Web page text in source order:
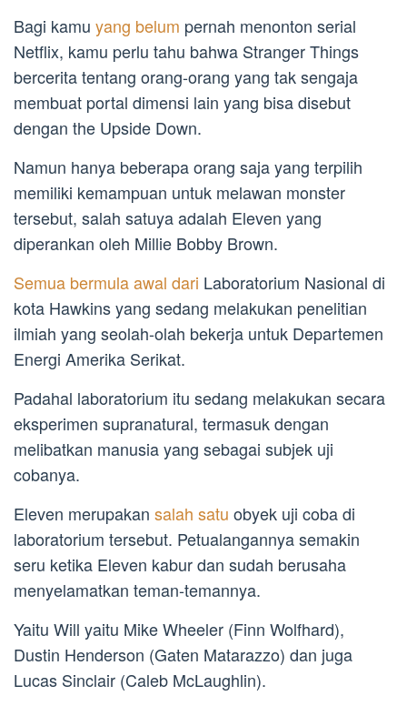
Bagi kamu yang belum pernah menonton serial
Netflix, kamu perlu tahu bahwa Stranger Things
bercerita tentang orang-orang yang tak sengaja
membuat portal dimensi lain yang bisa disebut
dengan the Upside Down.
Namun hanya beberapa orang saja yang terpilih
memiliki kemampuan untuk melawan monster
tersebut, salah satuya adalah Eleven yang
diperankan oleh Millie Bobby Brown.
Semua bermula awal dari Laboratorium Nasional di
kota Hawkins yang sedang melakukan penelitian
ilmiah yang seolah-olah bekerja untuk Departemen
Energi Amerika Serikat.
Padahal laboratorium itu sedang melakukan secara
eksperimen supranatural, termasuk dengan
melibatkan manusia yang sebagai subjek uji
cobanya.
Eleven merupakan salah satu obyek uji coba di
laboratorium tersebut. Petualangannya semakin
seru ketika Eleven kabur dan sudah berusaha
menyelamatkan teman-temannya.
Yaitu Will yaitu Mike Wheeler (Finn Wolfhard),
Dustin Henderson (Gaten Matarazzo) dan juga
Lucas Sinclair (Caleb McLaughlin).